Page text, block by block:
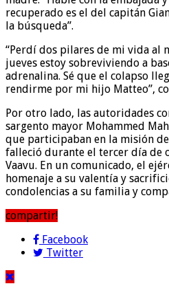
recuperado es el del capitán
la búsqueda”.
“Perdí dos pilares de mi vida al
jueves estoy sobreviviendo a
adrenalina. Sé que el colapso
rendirme por mi hijo Matteo”,
Por otro lado, las autoridades
sargento mayor Mohammed
que participaban en la misión
falleció durante el tercer día de
Vaavu. En un comunicado, el
homenaje a su valentía y
condolencias a su familia y
compartir!
Facebook
Twitter